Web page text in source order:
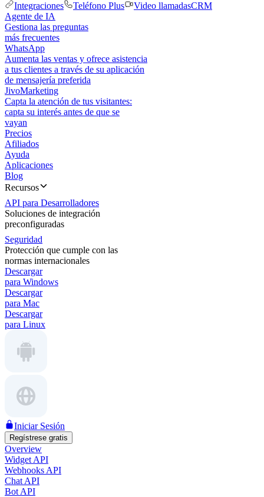
Integraciones
Teléfono Plus Video llamadasCRM
Agente de IA
Gestiona las preguntas
más frecuentes
WhatsApp
Aumenta las ventas y ofrece asistencia
a tus clientes a través de su aplicación
de mensajería preferida
JivoMarketing
Capta la atención de tus visitantes:
capta su interés antes de que se
vayan
Precios
Afiliados
Ayuda
Aplicaciones
Blog
Recursos
API para Desarrolladores
Soluciones de integración
preconfiguradas
Seguridad
Protección que cumple con las
normas internacionales
Descargar
para Windows
Descargar
para Mac
Descargar
para Linux
Iniciar Sesión
Regístrese gratis
Overview
Widget API
Webhooks API
Chat API
Bot API